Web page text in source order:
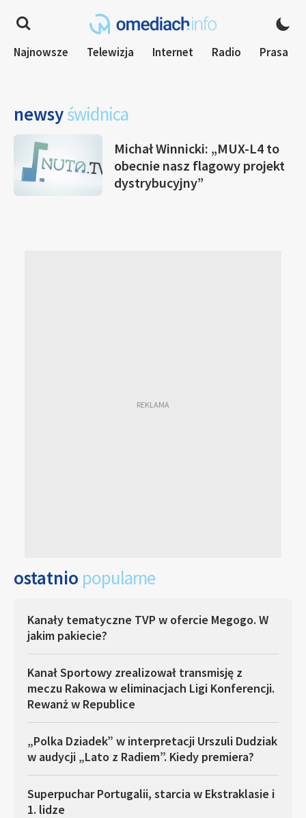
Najnowsze Telewizja Internet Radio Prasa
newsyświdnica
Michał Winnicki: „MUX-L4 to
obecnie nasz flagowy projekt
dystrybucyjny”
ostatnio popularne
Kanały tematyczne TVP w ofercie Megogo. W
jakim pakiecie?
Kanał Sportowy zrealizował transmisję z
meczu Rakowa w eliminacjach Ligi Konferencji.
Rewanż w Republice
„Polka Dziadek” w interpretacji Urszuli Dudziak
w audycji „Lato z Radiem”. Kiedy premiera?
Superpuchar Portugalii, starcia w Ekstraklasie i
1. lidze